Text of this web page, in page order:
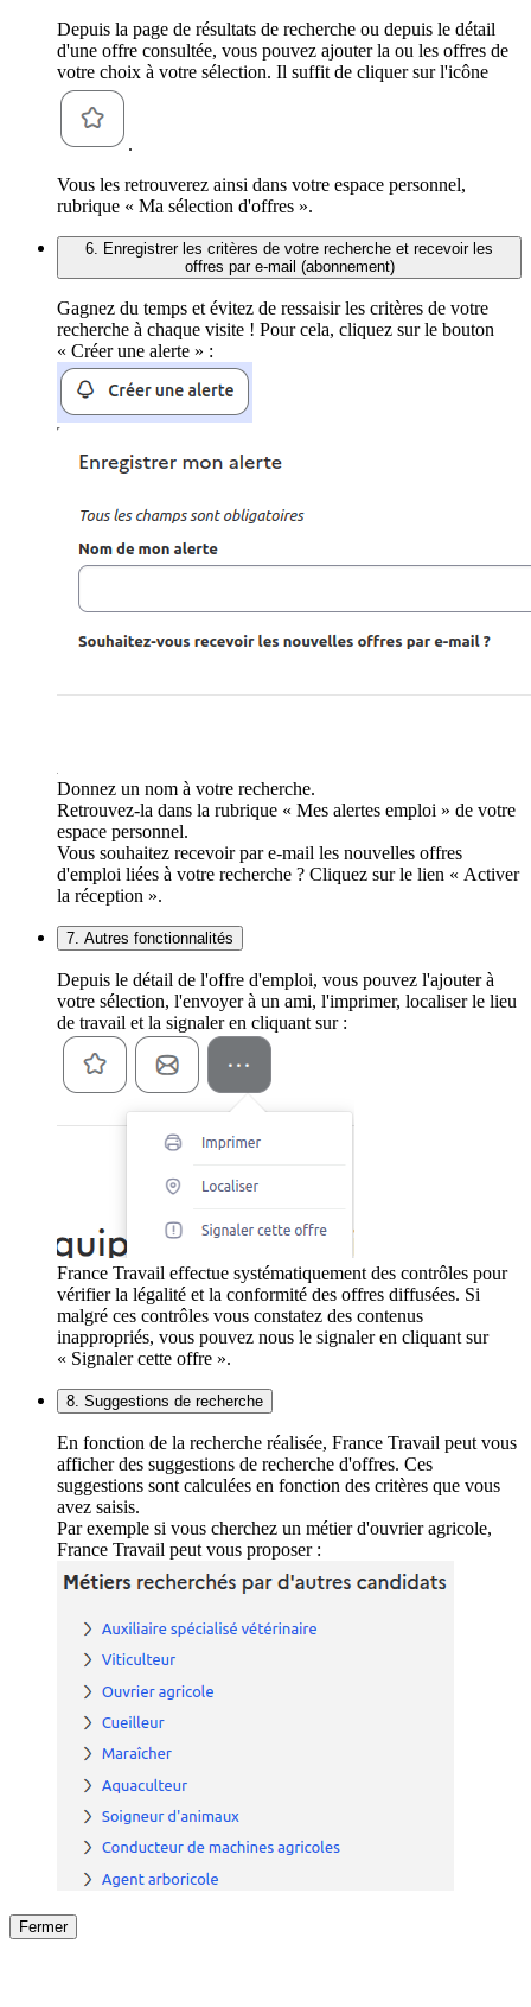
Depuis la page de résultats de recherche ou depuis le détail
d'une offre consultée, vous pouvez ajouter la ou les offres de
votre choix à votre sélection. Il suffit de cliquer sur l'icône
.
Vous les retrouverez ainsi dans votre espace personnel,
rubrique « Ma sélection d'offres ».
6. Enregistrer les critères de votre recherche et recevoir les
offres par e-mail (abonnement)
Gagnez du temps et évitez de ressaisir les critères de votre
recherche à chaque visite ! Pour cela, cliquez sur le bouton
« Créer une alerte » :
Donnez un nom à votre recherche.
Retrouvez-la dans la rubrique « Mes alertes emploi » de votre
espace personnel.
Vous souhaitez recevoir par e-mail les nouvelles offres
d'emploi liées à votre recherche ? Cliquez sur le lien « Activer
la réception ».
7. Autres fonctionnalités
Depuis le détail de l'offre d'emploi, vous pouvez l'ajouter à
votre sélection, l'envoyer à un ami, l'imprimer, localiser le lieu
de travail et la signaler en cliquant sur :
France Travail effectue systématiquement des contrôles pour
vérifier la légalité et la conformité des offres diffusées. Si
malgré ces contrôles vous constatez des contenus
inappropriés, vous pouvez nous le signaler en cliquant sur
« Signaler cette offre ».
8. Suggestions de recherche
En fonction de la recherche réalisée, France Travail peut vous
afficher des suggestions de recherche d'offres. Ces
suggestions sont calculées en fonction des critères que vous
avez saisis.
Par exemple si vous cherchez un métier d'ouvrier agricole,
France Travail peut vous proposer :
Fermer